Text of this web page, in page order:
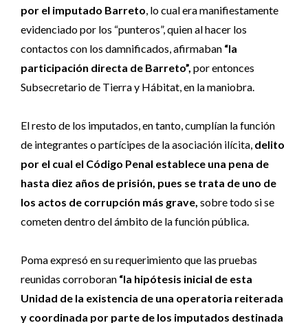
por el imputado Barreto, lo cual era manifiestamente
evidenciado por los “punteros”, quien al hacer los
contactos con los damnificados, afirmaban “la
participación directa de Barreto”, por entonces
Subsecretario de Tierra y Hábitat, en la maniobra.
El resto de los imputados, en tanto, cumplían la función
de integrantes o partícipes de la asociación ilícita, delito
por el cual el Código Penal establece una pena de
hasta diez años de prisión, pues se trata de uno de
los actos de corrupción más grave, sobre todo si se
cometen dentro del ámbito de la función pública.
Poma expresó en su requerimiento que las pruebas
reunidas corroboran “la hipótesis inicial de esta
Unidad de la existencia de una operatoria reiterada
y coordinada por parte de los imputados destinada